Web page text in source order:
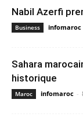
Nabil Azerfi
Business infomaroc
Sahara
historique
Maroc infomaroc -